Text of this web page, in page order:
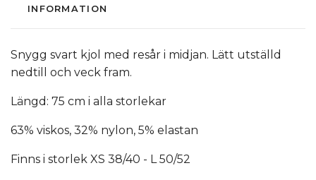
INFORMATION
Snygg svart kjol med resår i midjan. Lätt utställd
nedtill och veck fram.
Längd: 75 cm i alla storlekar
63% viskos, 32% nylon, 5% elastan
Finns i storlek XS 38/40 - L 50/52